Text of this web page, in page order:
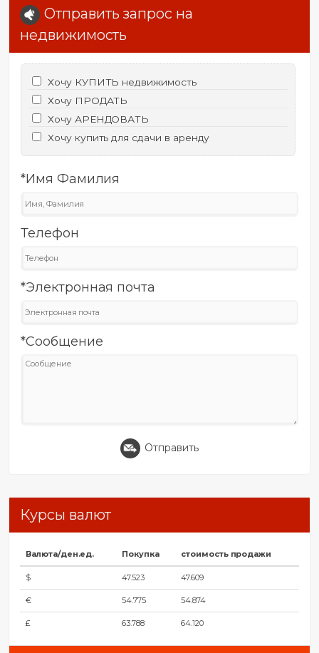
Отправить запрос на
недвижимость
Хочу КУПИТЬ недвижимость
Хочу ПРОДАТЬ
Хочу АРЕНДОВАТЬ
Хочу купить для сдачи в аренду
*Имя Фамилия
Телефон
*Электронная почта
*Сообщение
Отправить
Курсы валют
Валюта/ден.ед. Покупка стоимость продажи
$ 47.523 47.609
€ 54.775 54.874
£ 63.788 64.120